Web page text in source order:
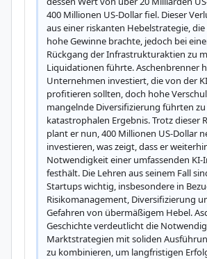
400 Millionen US-Dollar fiel. Dieser
aus einer riskanten Hebelstrategie,
hohe Gewinne brachte, jedoch bei
Rückgang der Infrastrukturaktien zu
Liquidationen führte. Aschenbrenner
Unternehmen investiert, die von der
profitieren sollten, doch hohe
mangelnde Diversifizierung führten
katastrophalen Ergebnis. Trotz dieser
plant er nun, 400 Millionen US-Dollar
investieren, was zeigt, dass er
Notwendigkeit einer umfassenden
festhält. Die Lehren aus seinem Fall
Startups wichtig, insbesondere in
Risikomanagement, Diversifizierung
Gefahren von übermäßigem Hebel.
Geschichte verdeutlicht die
Marktstrategien mit soliden
zu kombinieren, um langfristigen